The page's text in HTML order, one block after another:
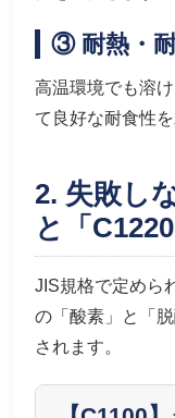
③ 耐熱・
高温環境でも溶
て良好な耐食性
2. 失敗し
と「
JIS規格で定めら
の「酸素」と「
されます。